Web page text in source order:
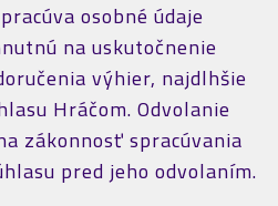
osobné údaje
na uskutočnenie
výhier, najdlhšie
Hráčom. Odvolanie
zákonnosť spracúvania
pred jeho odvolaním.